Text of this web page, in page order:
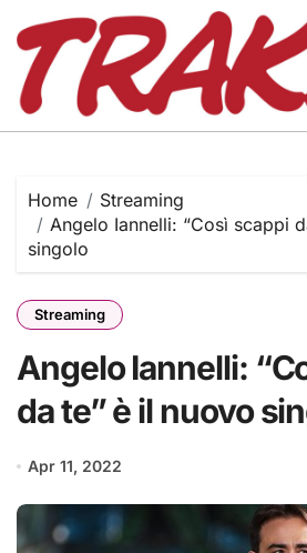
content
Home
Streaming
Angelo Iannelli: “Così scappi
singolo
Streaming
Angelo Iannelli:
da te” è il nuovo
Apr 11, 2022